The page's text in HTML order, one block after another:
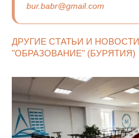
bur.babr@gmail.com
ДРУГИЕ СТАТЬИ И
"ОБРАЗОВАНИЕ" (БУРЯТИЯ)